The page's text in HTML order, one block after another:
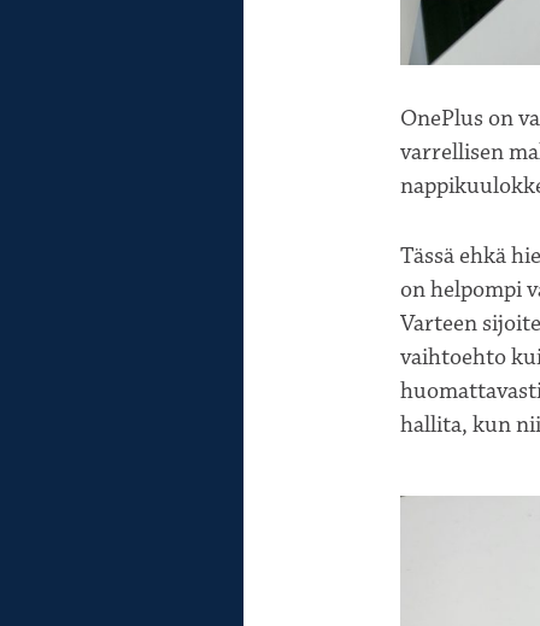
OnePlus on
varrellisen
Tässä ehkä
on helpompi
Varteen
vaihtoehto
hallita, kun